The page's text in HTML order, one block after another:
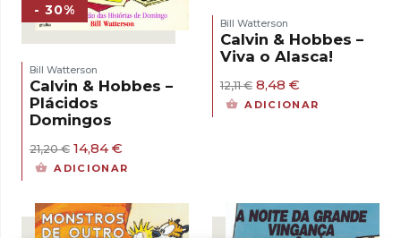
- 30%
Bill Watterson
Calvin & Hobbes –
Plácidos
Domingos
21,20€ O
preço
original
21,20 €.
14,84€
preço
atual
14,84 €.
ADICIONAR
Bill Watterson
Calvin & Hobbes –
Viva o Alasca!
12,11€ O
preço
8,48 €O
preço
ADICIONAR